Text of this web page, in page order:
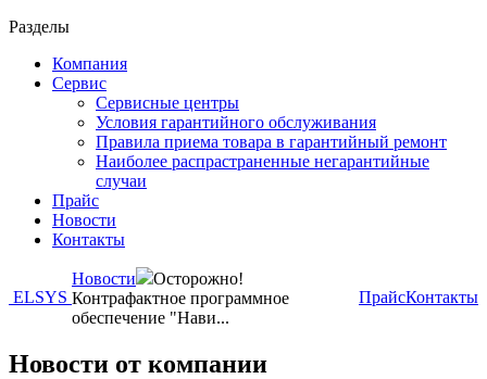
Разделы
Компания
Сервис
Сервисные центры
Условия гарантийного обслуживания
Правила приема товара в гарантийный ремонт
Наиболее распрастраненные негарантийные
случаи
Прайс
Новости
Контакты
ELSYS
Новости
Осторожно!
Контрафактное программное
обеспечение "Нави...
ПрайсКонтакты
Новости от компании